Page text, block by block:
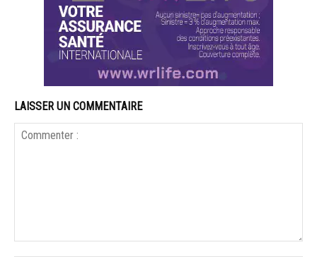
LAISSER UN COMMENTAIRE